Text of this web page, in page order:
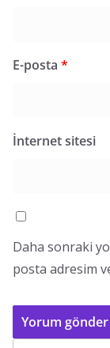
E-posta *
İnternet sitesi
Daha sonraki
posta adresim